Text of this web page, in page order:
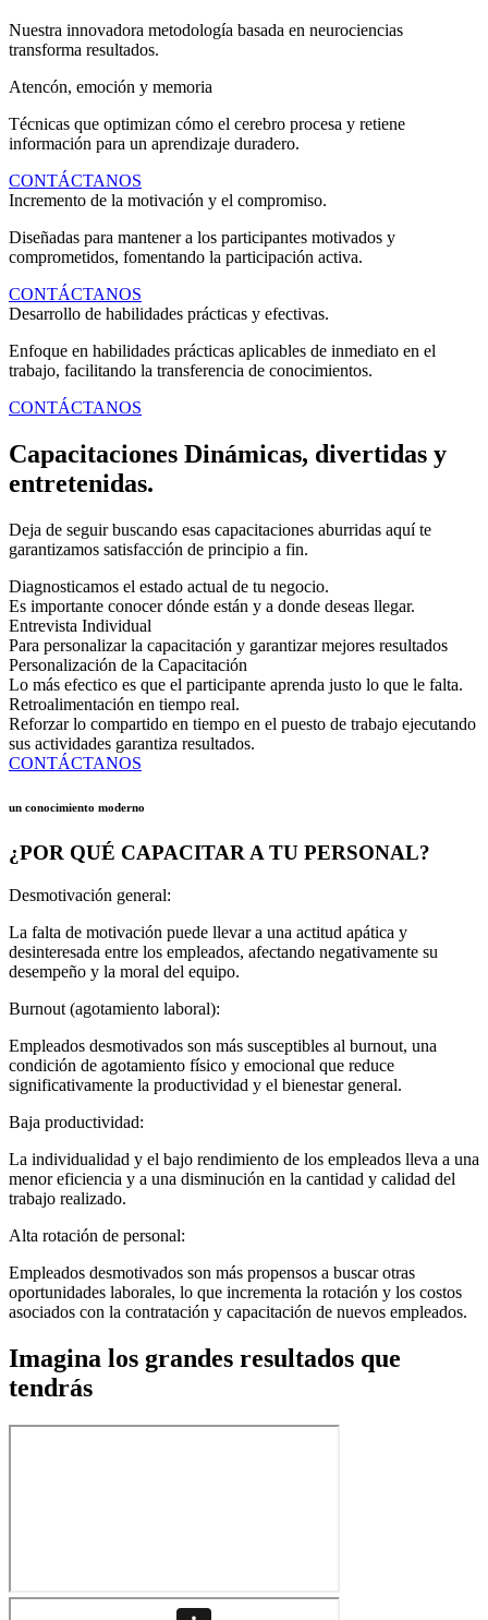
Nuestra innovadora metodología basada en neurociencias
transforma resultados.
Atencón, emoción y memoria
Técnicas que optimizan cómo el cerebro procesa y retiene
información para un aprendizaje duradero.
CONTÁCTANOS
Incremento de la motivación y el compromiso.
Diseñadas para mantener a los participantes motivados y
comprometidos, fomentando la participación activa.
CONTÁCTANOS
Desarrollo de habilidades prácticas y efectivas.
Enfoque en habilidades prácticas aplicables de inmediato en el
trabajo, facilitando la transferencia de conocimientos.
CONTÁCTANOS
Capacitaciones Dinámicas, divertidas y
entretenidas.
Deja de seguir buscando esas capacitaciones aburridas aquí te
garantizamos satisfacción de principio a fin.
Diagnosticamos el estado actual de tu negocio.
Es importante conocer dónde están y a donde deseas llegar.
Entrevista Individual
Para personalizar la capacitación y garantizar mejores resultados
Personalización de la Capacitación
Lo más efectico es que el participante aprenda justo lo que le falta.
Retroalimentación en tiempo real.
Reforzar lo compartido en tiempo en el puesto de trabajo ejecutando
sus actividades garantiza resultados.
CONTÁCTANOS
un conocimiento moderno
¿POR QUÉ CAPACITAR A TU PERSONAL?
Desmotivación general:
La falta de motivación puede llevar a una actitud apática y
desinteresada entre los empleados, afectando negativamente su
desempeño y la moral del equipo.
Burnout (agotamiento laboral):
Empleados desmotivados son más susceptibles al burnout, una
condición de agotamiento físico y emocional que reduce
significativamente la productividad y el bienestar general.
Baja productividad:
La individualidad y el bajo rendimiento de los empleados lleva a una
menor eficiencia y a una disminución en la cantidad y calidad del
trabajo realizado.
Alta rotación de personal:
Empleados desmotivados son más propensos a buscar otras
oportunidades laborales, lo que incrementa la rotación y los costos
asociados con la contratación y capacitación de nuevos empleados.
Imagina los grandes resultados que
tendrás